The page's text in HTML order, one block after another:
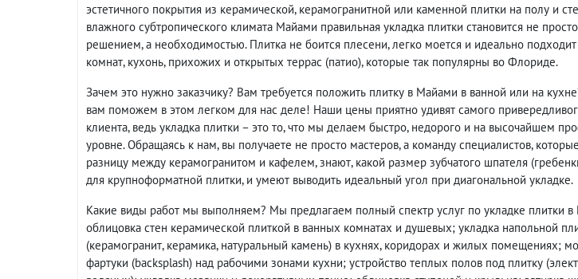
эстетичного покрытия из керамической, керамогранитной или каменной плитки на полу и
влажного субтропического климата Майами правильная укладка плитки становится не
решением, а необходимостью. Плитка не боится плесени, легко моется и идеально
комнат, кухонь, прихожих и открытых террас (патио), которые так популярны во Флориде.
Зачем это нужно заказчику? Вам требуется положить плитку в Майами в ванной или на
вам поможем в этом легком для нас деле! Наши цены приятно удивят самого
клиента, ведь укладка плитки – это то, что мы делаем быстро, недорого и на высочайшем
уровне. Обращаясь к нам, вы получаете не просто мастеров, а команду специалистов,
разницу между керамогранитом и кафелем, знают, какой размер зубчатого шпателя
для крупноформатной плитки, и умеют выводить идеальный угол при диагональной укладке.
Какие виды работ мы выполняем? Мы предлагаем полный спектр услуг по укладке плитки
облицовка стен керамической плиткой в ванных комнатах и душевых; укладка напольной
(керамогранит, керамика, натуральный камень) в кухнях, коридорах и жилых помещениях;
фартуки (backsplash) над рабочими зонами кухни; устройство теплых полов под плитку